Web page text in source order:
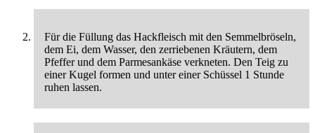
Für die Füllung das Hackfleisch mit den Semmelbröseln,
dem Ei, dem Wasser, den zerriebenen Kräutern, dem
Pfeffer und dem Parmesankäse verkneten. Den Teig zu
einer Kugel formen und unter einer Schüssel 1 Stunde
ruhen lassen.